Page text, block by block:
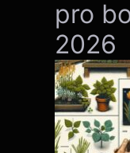
pro
2026